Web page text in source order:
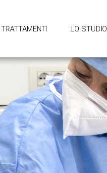
TRATTAMENTI LO STUDIO